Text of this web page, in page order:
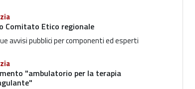
Comitato Etico regionale
avvisi pubblici per componenti ed esperti
"ambulatorio per la terapia